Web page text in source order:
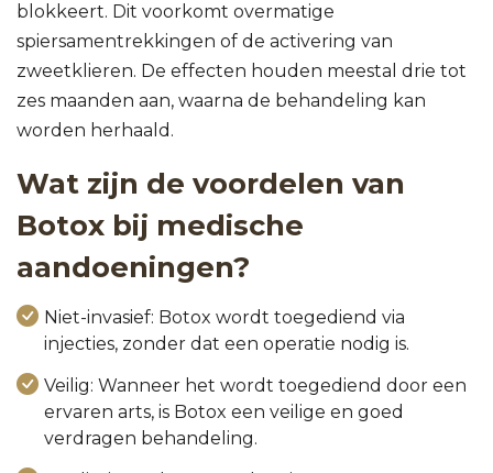
blokkeert. Dit voorkomt overmatige
spiersamentrekkingen of de activering van
zweetklieren. De effecten houden meestal drie tot
zes maanden aan, waarna de behandeling kan
worden herhaald.
Wat zijn de voordelen van
Botox bij medische
aandoeningen?
Niet-invasief: Botox wordt toegediend via
injecties, zonder dat een operatie nodig is.
Veilig: Wanneer het wordt toegediend door een
ervaren arts, is Botox een veilige en goed
verdragen behandeling.